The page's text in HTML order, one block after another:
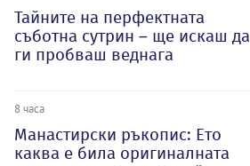
Тайните на перфектната
съботна сутрин – ще искаш да
ги пробваш веднага
8 часа
Манастирски ръкопис: Ето
каква е била оригиналната